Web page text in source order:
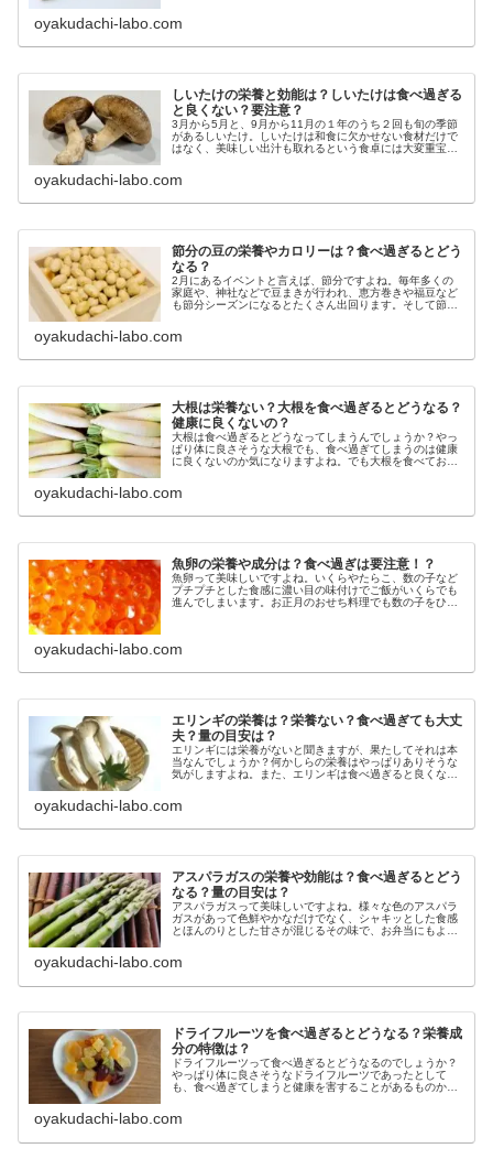
oyakudachi-labo.com
しいたけの栄養と効能は？しいたけは食べ過ぎる
と良くない？要注意？
3月から5月と、9月から11月の１年のうち２回も旬の季節
があるしいたけ。しいたけは和食に欠かせない食材だけで
はなく、美味しい出汁も取れるという食卓には大変重宝さ
oyakudachi-labo.com
節分の豆の栄養やカロリーは？食べ過ぎるとどう
なる？
2月にあるイベントと言えば、節分ですよね。毎年多くの
家庭や、神社などで豆まきが行われ、恵方巻きや福豆など
も節分シーズンになるとたくさん出回ります。そして節分
oyakudachi-labo.com
大根は栄養ない？大根を食べ過ぎるとどうなる？
健康に良くないの？
大根は食べ過ぎるとどうなってしまうんでしょうか？やっ
ぱり体に良さそうな大根でも、食べ過ぎてしまうのは健康
に良くないのか気になりますよね。でも大根を食べてお腹
oyakudachi-labo.com
魚卵の栄養や成分は？食べ過ぎは要注意！？
魚卵って美味しいですよね。いくらやたらこ、数の子など
プチプチとした食感に濃い目の味付けでご飯がいくらでも
進んでしまいます。お正月のおせち料理でも数の子をひた
oyakudachi-labo.com
エリンギの栄養は？栄養ない？食べ過ぎても大丈
夫？量の目安は？
エリンギには栄養がないと聞きますが、果たしてそれは本
当なんでしょうか？何かしらの栄養はやっぱりありそうな
気がしますよね。また、エリンギは食べ過ぎると良くない
oyakudachi-labo.com
アスパラガスの栄養や効能は？食べ過ぎるとどう
なる？量の目安は？
アスパラガスって美味しいですよね。様々な色のアスパラ
ガスがあって色鮮やかなだけでなく、シャキッとした食感
とほんのりとした甘さが混じるその味で、お弁当にもよく
oyakudachi-labo.com
ドライフルーツを食べ過ぎるとどうなる？栄養成
分の特徴は？
ドライフルーツって食べ過ぎるとどうなるのでしょうか？
やっぱり体に良さそうなドライフルーツであったとして
も、食べ過ぎてしまうと健康を害することがあるものか気
oyakudachi-labo.com